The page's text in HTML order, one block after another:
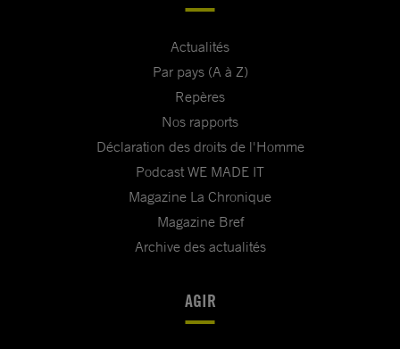
Actualités
Par pays (A à Z)
Repères
Nos rapports
Déclaration des droits de l'Homme
Podcast WE MADE IT
Magazine La Chronique
Magazine Bref
Archive des actualités
AGIR